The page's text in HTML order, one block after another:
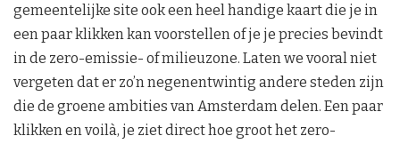
gemeentelijke site ook een heel handige kaart die je in
een paar klikken kan voorstellen of je je precies bevindt
in de zero-emissie- of milieuzone. Laten we vooral niet
vergeten dat er zo’n negenentwintig andere steden zijn
die de groene ambities van Amsterdam delen. Een paar
klikken en voilà, je ziet direct hoe groot het zero-